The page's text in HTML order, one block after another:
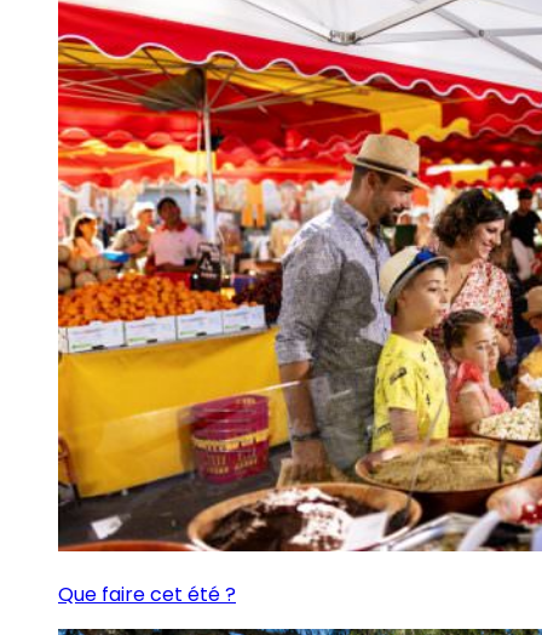
Que faire cet été ?